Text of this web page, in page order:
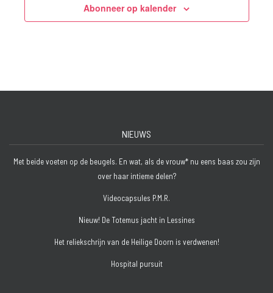
Abonneer op kalender
NIEUWS
Met beide voeten op de beugels. En wat, als de vrouw* nu eens baas zou zijn
over haar intieme delen?
Videocapsules P.M.R.
Nieuw! De Totemus jacht in Lessines
Het reliekschrijn van de Heilige Doorn is verdwenen!
Hospital pursuit